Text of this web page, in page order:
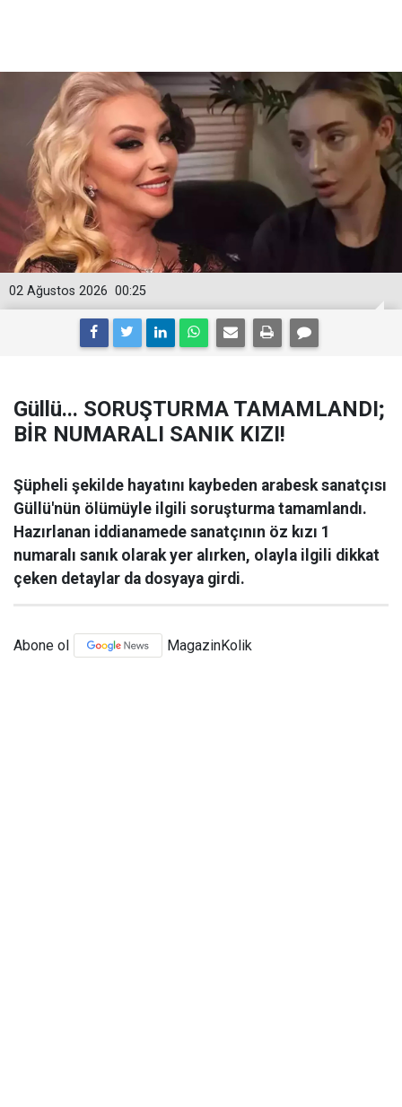
00:25
02 Ağustos 2026
Güllü... SORUŞTURMA TAMAMLANDI;
BİR NUMARALI SANIK KIZI!
Şüpheli şekilde hayatını kaybeden arabesk sanatçısı
Güllü'nün ölümüyle ilgili soruşturma tamamlandı.
Hazırlanan iddianamede sanatçının öz kızı 1
numaralı sanık olarak yer alırken, olayla ilgili dikkat
çeken detaylar da dosyaya girdi.
Abone ol MagazinKolik